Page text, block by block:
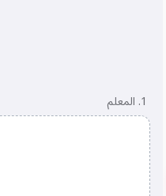
1. المعلم